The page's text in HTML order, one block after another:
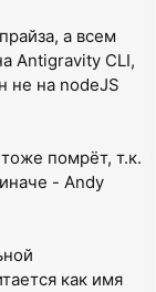
а всем
Antigravity CLI,
не на nodeJS
помрёт, т.к.
- Andy
как имя